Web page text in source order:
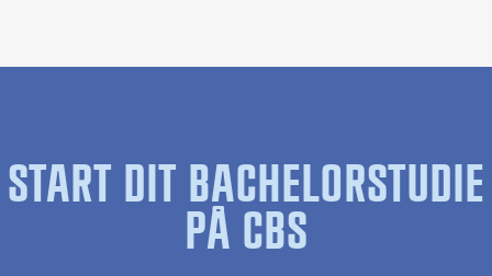
START DIT BACHELORSTUDIE
PÅ CBS